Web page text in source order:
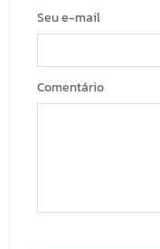
Seu e-mail
Comentário